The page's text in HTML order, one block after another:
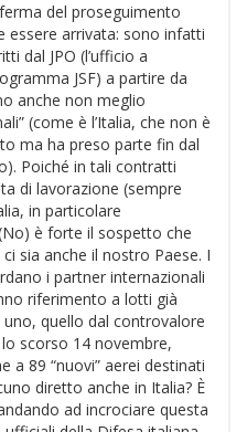
del proseguimento
essere arrivata: sono infatti
dal JPO (l’ufficio a
JSF) a partire da
anche non meglio
(come è l’Italia, che non è
ma ha preso parte fin dal
Poiché in tali contratti
di lavorazione (sempre
in particolare
è forte il sospetto che
sia anche il nostro Paese. I
i partner internazionali
riferimento a lotti già
quello dal controvalore
scorso 14 novembre,
a 89 “nuovi” aerei destinati
diretto anche in Italia? È
ad incrociare questa